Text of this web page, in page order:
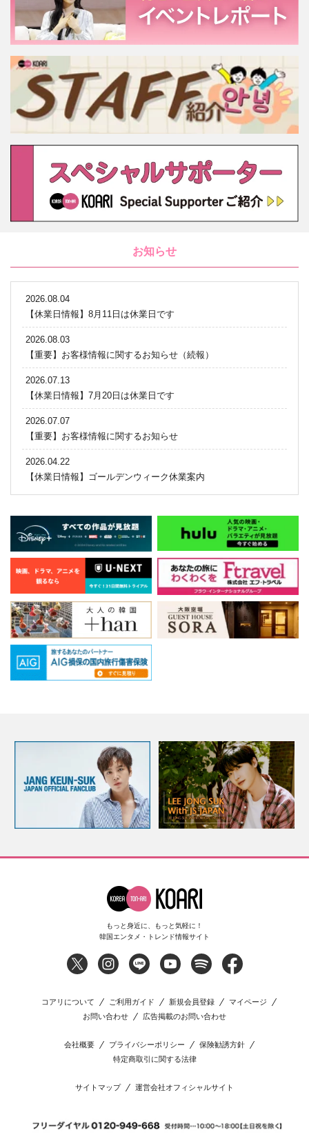
お知らせ
2026.08.04
【休業日情報】8月11日は休業日です
2026.08.03
【重要】お客様情報に関するお知らせ（続報）
2026.07.13
【休業日情報】7月20日は休業日です
2026.07.07
【重要】お客様情報に関するお知らせ
2026.04.22
【休業日情報】ゴールデンウィーク休業案内
もっと身近に、もっと気軽に！
韓国エンタメ・トレンド情報サイト
コアリについて ご利用ガイド 新規会員登録
マイページ
お問い合わせ
広告掲載のお問い合わせ
会社概要 プライバシーポリシー
保険勧誘方針
特定商取引に関する法律
サイトマップ 運営会社オフィシャルサイト